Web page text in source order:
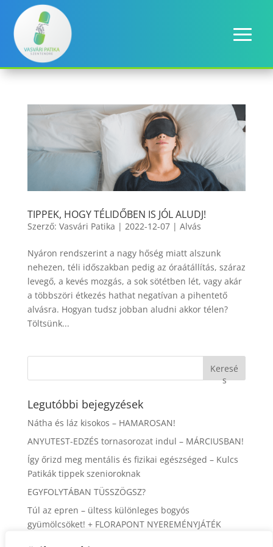
TIPPEK, HOGY TÉLIDŐBEN IS JÓL ALUDJ!
Szerző: Vasvári Patika | 2022-12-07| Alvás
Nyáron rendszerint a nagy hőség miatt alszunk
nehezen, téli időszakban pedig az óraátállítás, száraz
levegő, a kevés mozgás, a sok sötétben lét, vagy akár
a többszöri étkezés hathat negatívan a pihentető
alvásra. Hogyan tudsz jobban aludni akkor télen?
Töltsünk...
Keresé
s
Legutóbbi bejegyzések
Nátha és láz kisokos – HAMAROSAN!
ANYUTEST-EDZÉS tornasorozat indul – MÁRCIUSBAN!
Így őrizd meg mentális és fizikai egészséged – Kulcs
Patikák tippek szenioroknak
EGYFOLYTÁBAN TÜSSZÖGSZ?
Túl az epren – ültess különleges bogyós
gyümölcsöket! + FLORAPONT NYEREMÉNYJÁTÉK